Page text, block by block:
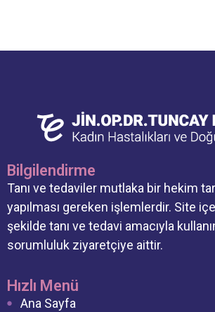
Bilgilendirme
Tanı ve tedaviler mutlaka bir hekim
yapılması gereken işlemlerdir. Site
şekilde tanı ve tedavi amacıyla
sorumluluk ziyaretçiye aittir.
Hızlı Menü
Ana Sayfa